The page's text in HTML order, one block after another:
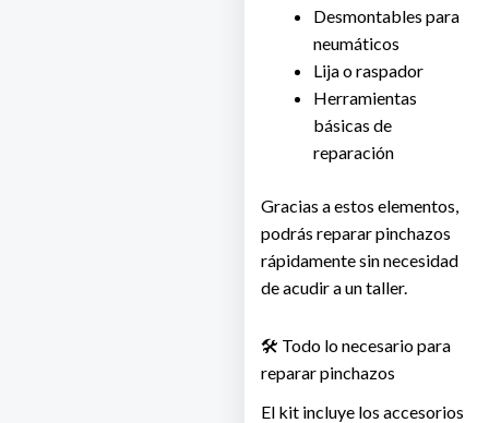
Desmontables para
neumáticos
Lija o raspador
Herramientas
básicas de
reparación
Gracias a estos elementos,
podrás reparar pinchazos
rápidamente sin necesidad
de acudir a un taller.
🛠️ Todo lo necesario para
reparar pinchazos
El kit incluye los accesorios